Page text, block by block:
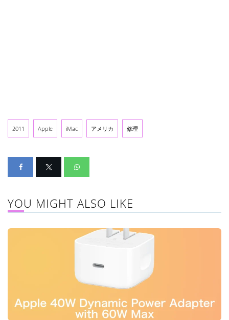
2011 Apple iMac アメリカ 修理
YOU MIGHT ALSO LIKE